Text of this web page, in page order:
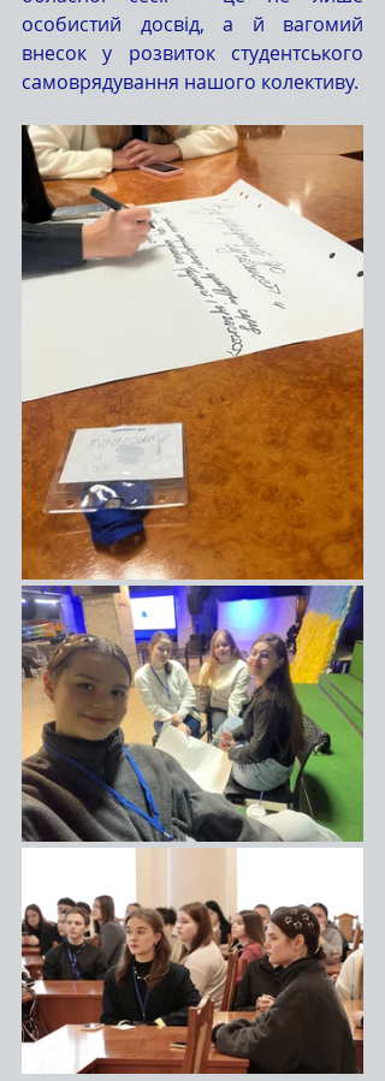
особистий досвід, а й вагомий
внесок у розвиток студентського
самоврядування нашого колективу.